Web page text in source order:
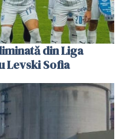
din Liga
Levski Sofia